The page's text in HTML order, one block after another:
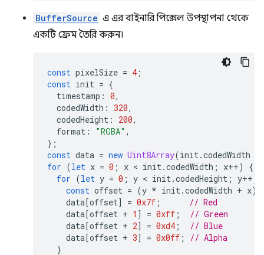
BufferSource এ এর বাইনারি পিক্সেল উপস্থাপনা থেকে
একটি ফ্রেম তৈরি করুন।
const pixelSize = 4 ;
const init = {
timestamp : 0,
codedWidth : 320,
codedHeight : 200,
format : "RGBA" ,
};
const data = new Uint8Array(init .codedWidth
for (let x = 0 ; x < init .codedWidth ; x++)
{
for (let y = 0 ; y < init .codedHeight ; y++)
const offset = (y * init .codedWidth + x)
data[offset] = 0x7f ;
// Red
data[offset + 1 ] = 0xff ;
// Green
data[offset + 2] = 0xd4 ;
// Blue
data[offset + 3] = 0x0ff ;
// Alpha
}